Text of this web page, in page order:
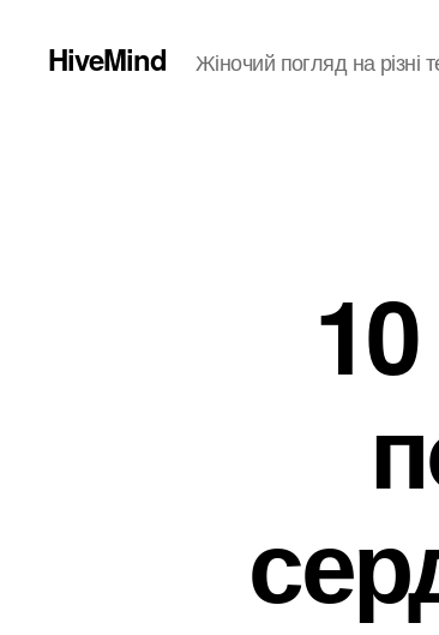
HiveMind Жіночий погляд на різні